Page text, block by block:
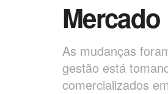
As mudanças
gestão está
comercializados